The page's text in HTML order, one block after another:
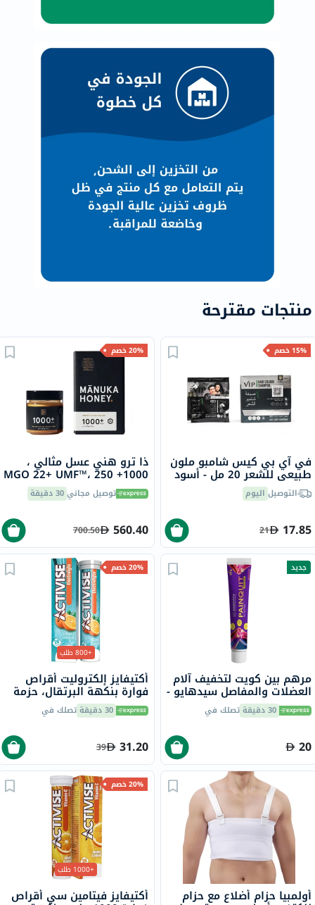
منتجات مقترحة
15% خصم
في آي بي كيس شامبو ملون
طبيعي للشعر 20 مل - أسود
التوصيل اليوم
17.85
21
20% خصم
ذا ترو هني عسل مثالي ،
1000+ MGO 22+ UMF™، 250
جرام توصيل مجاني30 دقيقة
560.40
700.50
جديد
مرهم بين كويت لتخفيف آلام
العضلات والمفاصل سيدهايو -
30 جرام 30 دقيقة تصلك في
20
20% خصم
+800 طلب
أكتيفايز إلكتروليت أقراص
فوارة بنكهة البرتقال، حزمة
من 20 30 دقيقة تصلك في
31.20
39
أولمبيا حزام أضلاع مع حزام
20% خصم
+1000 طلب
أكتيفايز فيتامين سي أقراص